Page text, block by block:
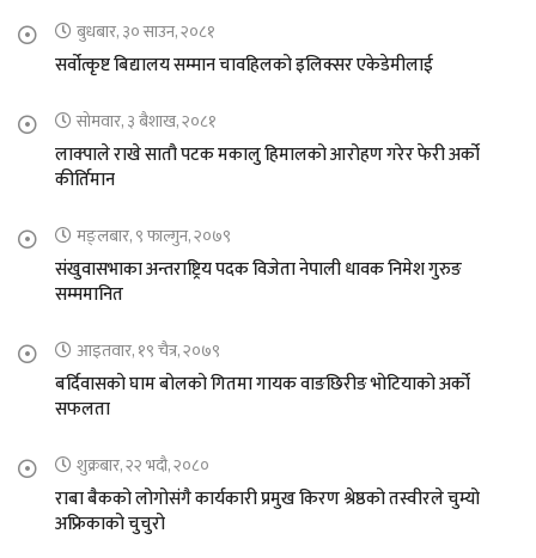
बुधबार, ३० साउन, २०८१
सर्वोत्कृष्ट बिद्यालय सम्मान चावहिलको इलिक्सर एकेडेमीलाई
सोमवार, ३ बैशाख, २०८१
लाक्पाले राखे सातौ पटक मकालु हिमालको आरोहण गरेर फेरी अर्को
कीर्तिमान
मङ्लबार, ९ फाल्गुन, २०७९
संखुवासभाका अन्तराष्ट्रिय पदक विजेता नेपाली धावक निमेश गुरुङ
सम्ममानित
आइतवार, १९ चैत्र, २०७९
बर्दिवासको घाम बोलको गितमा गायक वाङछिरीङ भोटियाको अर्को
सफलता
शुक्रबार, २२ भदौ, २०८०
राबा बैकको लोगोसंगै कार्यकारी प्रमुख किरण श्रेष्ठको तस्वीरले चुम्यो
अफ्रिकाको चुचुरो